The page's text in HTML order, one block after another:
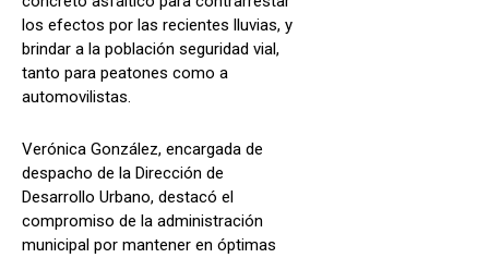
los efectos por las recientes lluvias, y
brindar a la población seguridad vial,
tanto para peatones como a
automovilistas.
Verónica González, encargada de
despacho de la Dirección de
Desarrollo Urbano, destacó el
compromiso de la administración
municipal por mantener en óptimas